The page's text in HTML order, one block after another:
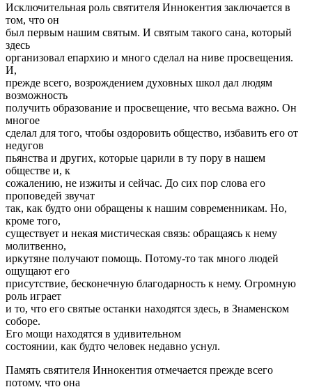
Исключительная роль святителя Иннокентия заключается в
том, что он
был первым нашим святым. И святым такого сана, который
здесь
организовал епархию и много сделал на ниве просвещения.
И,
прежде всего, возрождением духовных школ дал людям
возможность
получить образование и просвещение, что весьма важно. Он
многое
сделал для того, чтобы оздоровить общество, избавить его от
недугов
пьянства и других, которые царили в ту пору в нашем
обществе и, к
сожалению, не изжиты и сейчас. До сих пор слова его
проповедей звучат
так, как будто они обращены к нашим современникам. Но,
кроме того,
существует и некая мистическая связь: обращаясь к нему
молитвенно,
иркутяне получают помощь. Потому-то так много людей
ощущают его
присутствие, бесконечную благодарность к нему. Огромную
роль играет
и то, что его святые останки находятся здесь, в Знаменском
соборе.
Его мощи находятся в удивительном
состоянии, как будто человек недавно уснул.
Память святителя Иннокентия отмечается прежде всего
потому, что она